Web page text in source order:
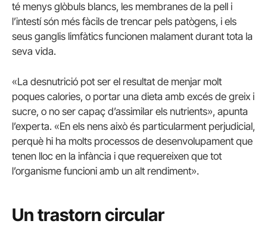
té menys glòbuls blancs, les membranes de la pell i
l’intestí són més fàcils de trencar pels patògens, i els
seus ganglis limfàtics funcionen malament durant tota la
seva vida.
«La desnutrició pot ser el resultat de menjar molt
poques calories, o portar una dieta amb excés de greix i
sucre, o no ser capaç d’assimilar els nutrients», apunta
l’experta. «En els nens això és particularment perjudicial,
perquè hi ha molts processos de desenvolupament que
tenen lloc en la infància i que requereixen que tot
l’organisme funcioni amb un alt rendiment».
Un trastorn circular